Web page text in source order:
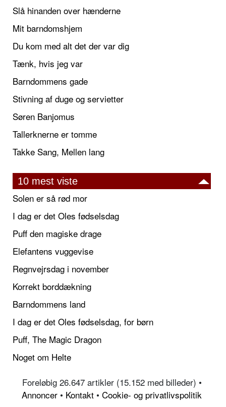
Slå hinanden over hænderne
Mit barndomshjem
Du kom med alt det der var dig
Tænk, hvis jeg var
Barndommens gade
Stivning af duge og servietter
Søren Banjomus
Tallerknerne er tomme
Takke Sang, Mellen lang
10 mest viste
Solen er så rød mor
I dag er det Oles fødselsdag
Puff den magiske drage
Elefantens vuggevise
Regnvejrsdag i november
Korrekt borddækning
Barndommens land
I dag er det Oles fødselsdag, for børn
Puff, The Magic Dragon
Noget om Helte
Foreløbig 26.647 artikler (15.152 med billeder) •
Annoncer • Kontakt • Cookie- og privatlivspolitik